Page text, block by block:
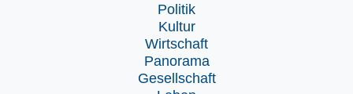
Politik
Kultur
Wirtschaft
Panorama
Gesellschaft